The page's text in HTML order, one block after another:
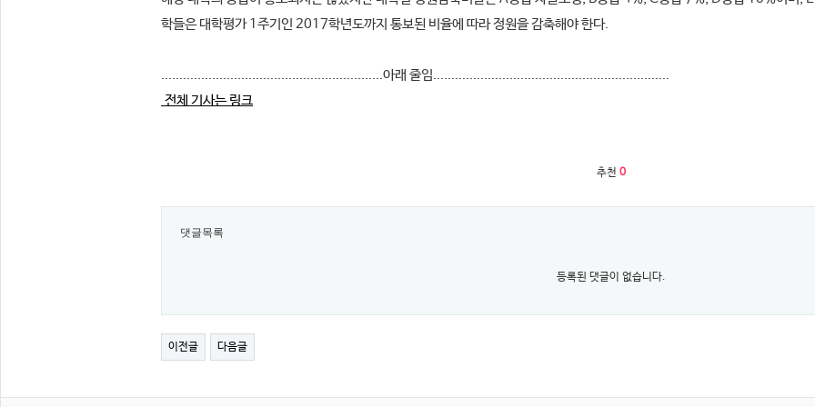
학들은 대학평가 1주기인 2017학년도까지 통보된 비율에 따라 정원을 감축해야 한다.
.............................................................아래 줄임.................................................................
전체 기사는 링크
추천 0
댓글목록
등록된 댓글이 없습니다.
이전글 다음글